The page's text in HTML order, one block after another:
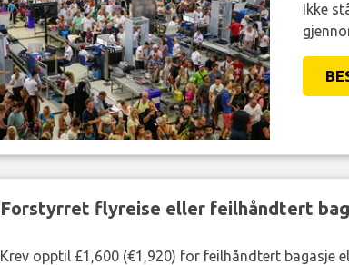
Ikke
Forstyrret flyreise eller feilhåndtert
Krev opptil £1,600 (€1,920) for feilhåndtert bagasje